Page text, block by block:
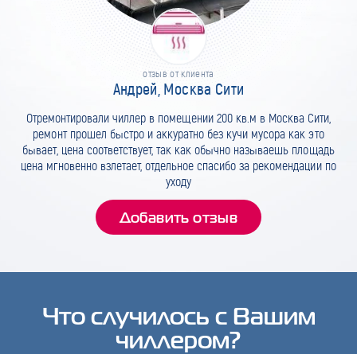
отзыв от клиента
Андрей, Москва Сити
Отремонтировали чиллер в помещении 200 кв.м в Москва Сити,
ремонт прошел быстро и аккуратно без кучи мусора как это
бывает, цена соответствует, так как обычно называешь площадь
цена мгновенно взлетает, отдельное спасибо за рекомендации по
уходу
Добавить отзыв
Что случилось с Вашим
чиллером?